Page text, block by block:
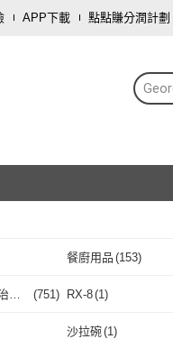
APP下載 點點賺分潤計劃
餐廚用品 (153)
食品飲料
傑
(751) RX-8(1)
治傑
) RX-8
沙拉碗(1)